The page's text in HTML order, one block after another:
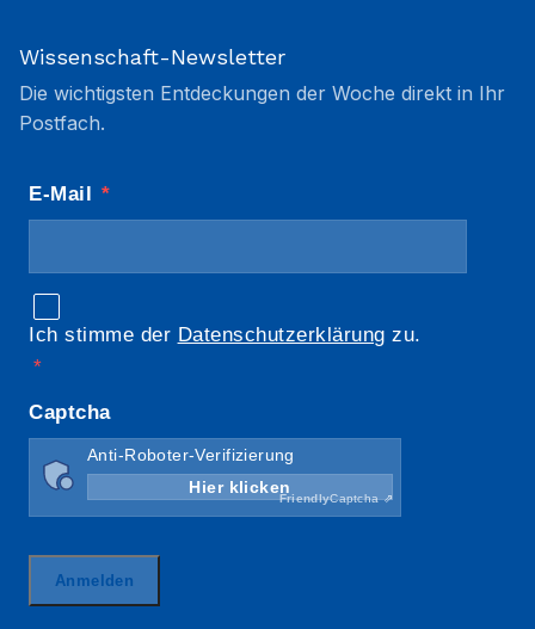
Wissenschaft-Newsletter
Die wichtigsten Entdeckungen der Woche direkt in Ihr
Postfach.